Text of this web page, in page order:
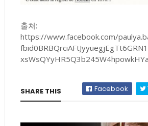
출처:
https://www.facebook.com/
SHARE THIS Facebook